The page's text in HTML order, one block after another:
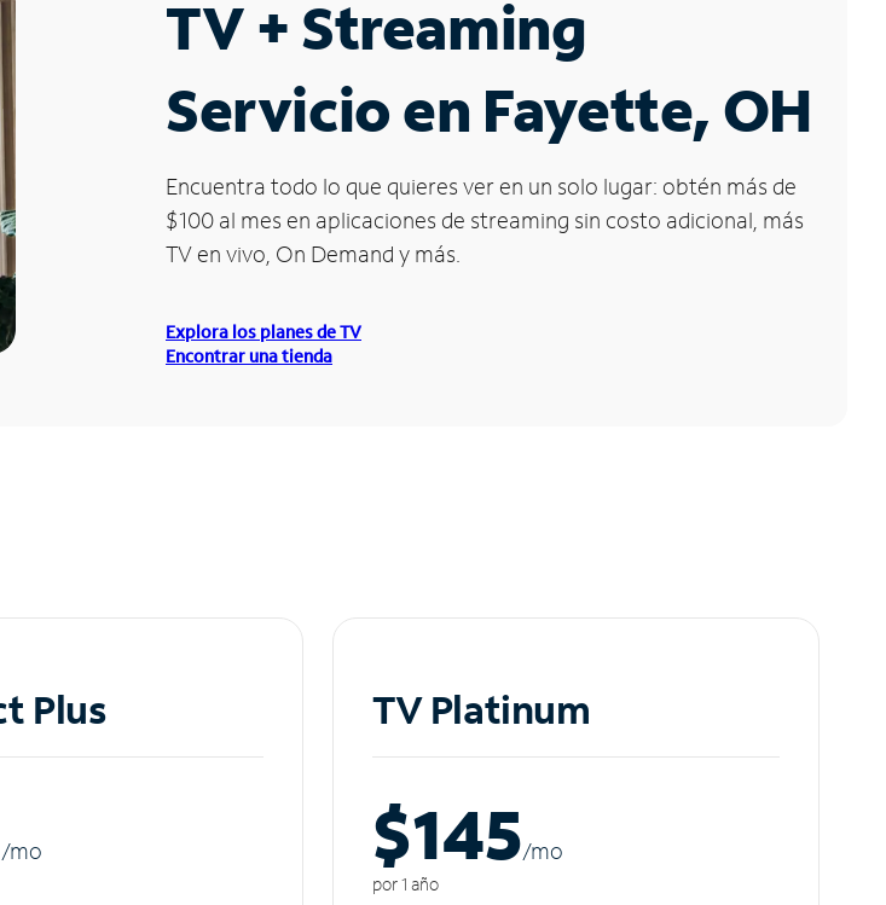
TV + Streaming
Servicio en Fayette, OH
Encuentra todo lo que quieres ver en un solo lugar: obtén más de
$100 al mes en aplicaciones de streaming sin costo adicional, más
TV en vivo, On Demand y más.
Explora los planes de TV
Encontrar una tienda
Plus
/mo
TV Platinum
$145/mo
por 1 año